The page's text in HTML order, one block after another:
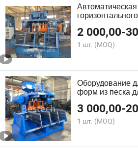
холодного и
формовки
2 000,00-
1 шт. (MOQ)
Оборудование
форм из песка
3 000,00-
1 шт. (MOQ)